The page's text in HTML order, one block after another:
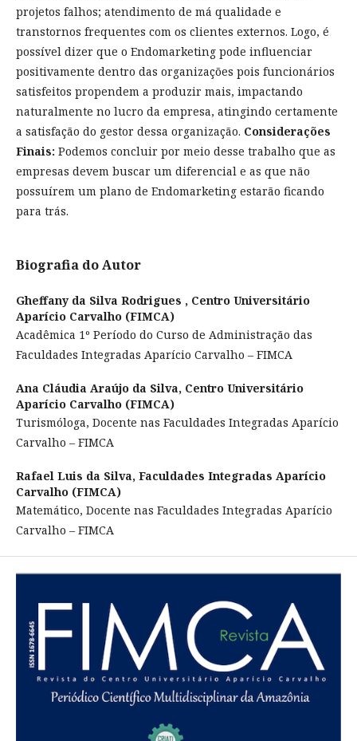
projetos falhos; atendimento de má qualidade e
transtornos frequentes com os clientes externos. Logo, é
possível dizer que o Endomarketing pode influenciar
positivamente dentro das organizações pois funcionários
satisfeitos propendem a produzir mais, impactando
naturalmente no lucro da empresa, atingindo certamente
a satisfação do gestor dessa organização. Considerações
Finais: Podemos concluir por meio desse trabalho que as
empresas devem buscar um diferencial e as que não
possuírem um plano de Endomarketing estarão ficando
para trás.
Biografia do Autor
Gheffany da Silva Rodrigues , Centro Universitário
Aparício Carvalho (FIMCA)
Acadêmica 1º Período do Curso de Administração das
Faculdades Integradas Aparício Carvalho – FIMCA
Ana Cláudia Araújo da Silva, Centro Universitário
Aparício Carvalho (FIMCA)
Turismóloga, Docente nas Faculdades Integradas Aparício
Carvalho – FIMCA
Rafael Luis da Silva, Faculdades Integradas Aparício
Carvalho (FIMCA)
Matemático, Docente nas Faculdades Integradas Aparício
Carvalho – FIMCA